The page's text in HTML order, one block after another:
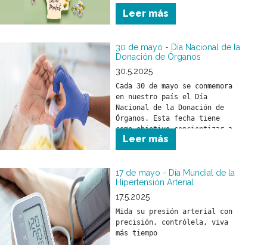
mundo en el año 2030.
Leer más
30 de mayo - Día Nacional de la
Donación de Órganos
30.5.2025
Cada 30 de mayo se conmemora
en nuestro país el Día
Nacional de la Donación de
Órganos. Esta fecha tiene
como objetivo concientizar a
la sociedad sobre la
importancia de donar órganos
fundamental para salvar vidas
y mejorar la calidad de vida
Leer más
17 de mayo - Día Mundial de la
Hipertensión Arterial
17.5.2025
Mida su presión arterial con
precisión, contrólela, viva
más tiempo